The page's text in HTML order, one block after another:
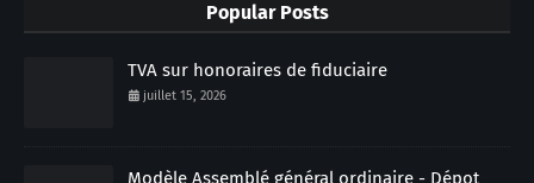
Popular Posts
TVA sur honoraires de fiduciaire
juillet 15, 2026
Modèle Assemblé général ordinaire - Dépot